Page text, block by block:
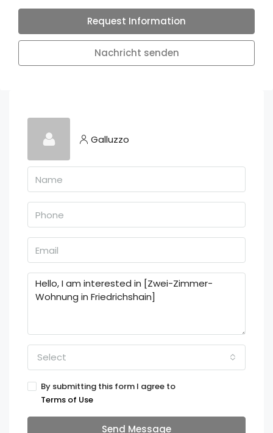
Request Information
Nachricht senden
Galluzzo
Select
By submitting this form I agree to
Terms of Use
Send Message